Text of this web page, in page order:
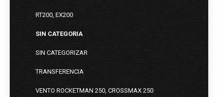
RT200, EX200
SIN CATEGORIA
SIN CATEGORIZAR
TRANSFERENCIA
VENTO ROCKETMAN 250, CROSSMAX 250